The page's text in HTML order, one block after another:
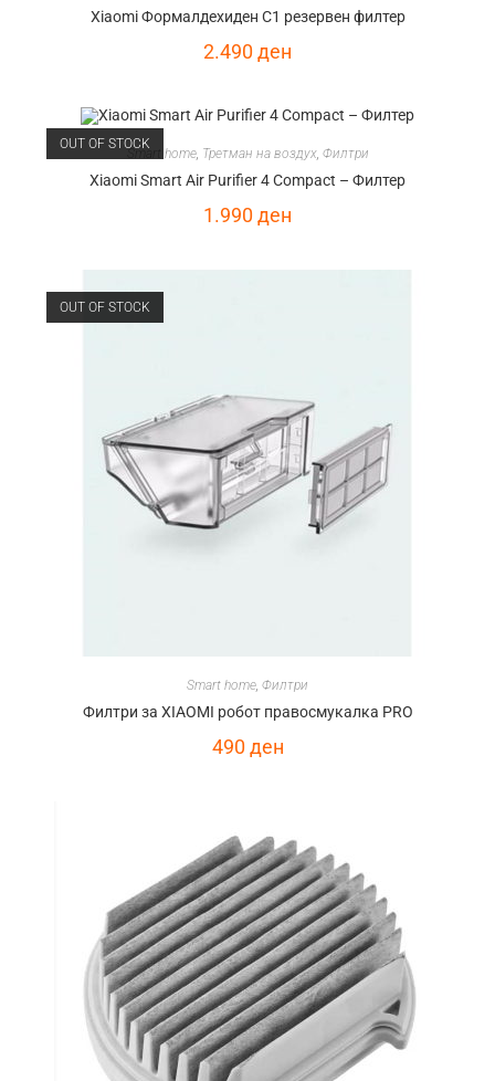
Xiaomi Формалдехиден С1 резервен филтер
2.490ден
OUT OF STOCK
Smart home, Третман на воздух, Филтри
Xiaomi Smart Air Purifier 4 Compact – Филтер
1.990ден
OUT OF STOCK
Smart home Филтри
Филтри за XIAOMI робот правосмукалка PRO
490ден